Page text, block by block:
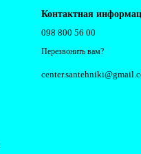
Контактная
098 800 56 00
Перезвонить вам?